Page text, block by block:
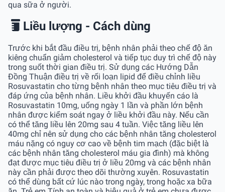
qua sữa ở người.
Liều lượng - Cách dùng
Trước khi bắt đầu điều trị, bệnh nhân phải theo chế độ ăn
kiêng chuẩn giảm cholesterol và tiếp tục duy trì chế độ này
trong suốt thời gian điều trị. Sử dụng các Hướng Dẫn
Ðồng Thuận điều trị về rối loạn lipid để điều chỉnh liều
Rosuvastatin cho từng bệnh nhân theo mục tiêu điều trị và
đáp ứng của bệnh nhân. Liều khởi đầu khuyến cáo là
Rosuvastatin 10mg, uống ngày 1 lần và phần lớn bệnh
nhân được kiểm soát ngay ở liều khởi đầu này. Nếu cần
có thể tăng liều lên 20mg sau 4 tuần. Việc tăng liều lên
40mg chỉ nên sử dụng cho các bệnh nhân tăng cholesterol
máu nặng có nguy cơ cao về bệnh tim mạch (đặc biệt là
các bệnh nhân tăng cholesterol máu gia đình) mà không
đạt được mục tiêu điều trị ở liều 20mg và các bệnh nhân
này cần phải được theo dõi thường xuyên. Rosuvastatin
có thể dùng bất cứ lúc nào trong ngày, trong hoặc xa bữa